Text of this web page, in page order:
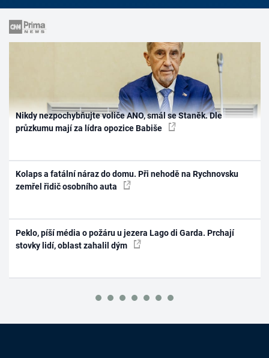
Nikdy nezpochybňujte voliče ANO, smál se Staněk. Dle
průzkumu mají za lídra opozice Babiše
Kolaps a fatální náraz do domu. Při nehodě na Rychnovsku
zemřel řidič osobního auta
Peklo, píší média o požáru u jezera Lago di Garda. Prchají
stovky lidí, oblast zahalil dým